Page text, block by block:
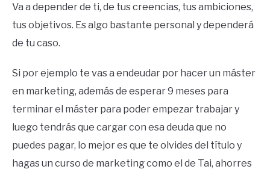
Va a depender de ti, de tus creencias, tus ambiciones,
tus objetivos. Es algo bastante personal y dependerá
de tu caso.
Si por ejemplo te vas a endeudar por hacer un máster
en marketing, además de esperar 9 meses para
terminar el máster para poder empezar trabajar y
luego tendrás que cargar con esa deuda que no
puedes pagar, lo mejor es que te olvides del título y
hagas un curso de marketing como el de Tai, ahorres